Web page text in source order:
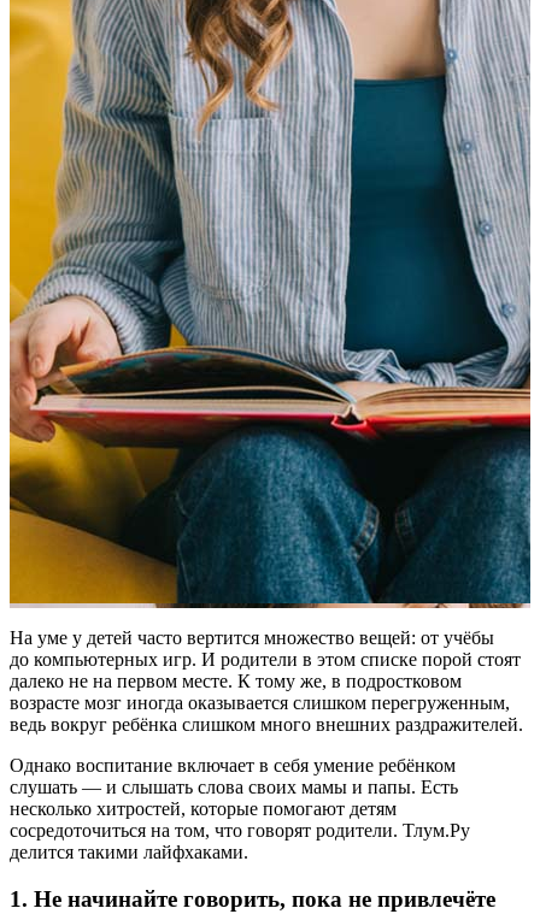
На уме у детей часто вертится множество вещей: от учёбы
до компьютерных игр. И родители в этом списке порой стоят
далеко не на первом месте. К тому же, в подростковом
возрасте мозг иногда оказывается слишком перегруженным,
ведь вокруг ребёнка слишком много внешних раздражителей.
Однако воспитание включает в себя умение ребёнком
слушать — и слышать слова своих мамы и папы. Есть
несколько хитростей, которые помогают детям
сосредоточиться на том, что говорят родители. Тлум.Ру
делится такими лайфхаками.
1. Не начинайте говорить, пока не привлечёте